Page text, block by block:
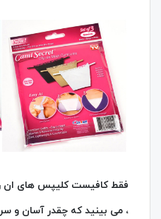
فقط کافیست کلیپس های ان
، می بینید که چقدر آسان و